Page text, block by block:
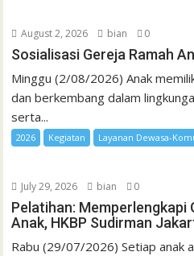
August 2, 2026 bian 0
Sosialisasi Gereja Ramah
Minggu (2/08/2026) Anak
dan berkembang dalam
serta...
2026 Kegiatan Layanan Dewasa-
July 29, 2026 bian 0
Pelatihan: Memperlengkapi
Anak, HKBP Sudirman
Rabu (29/07/2026) Setiap anak